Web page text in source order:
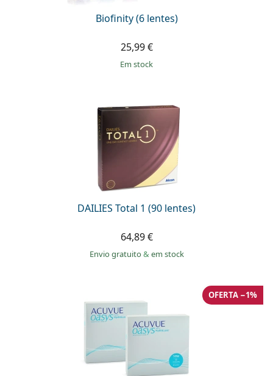
Biofinity (6 lentes)
25,99 €
em stock
DAILIES Total 1 (90 lentes)
64,89 €
Envio gratuito& em stock
OFERTA −1%